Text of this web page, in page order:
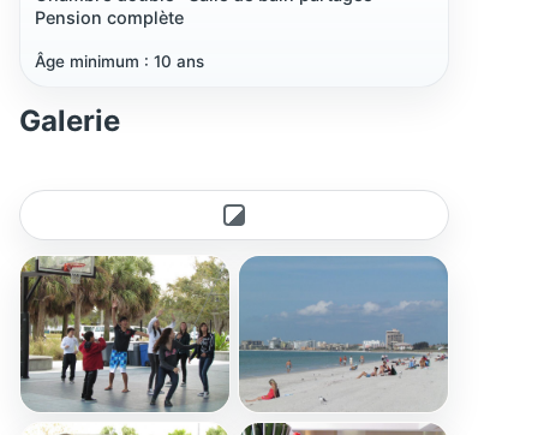
Pension complète
Âge minimum : 10 ans
Galerie